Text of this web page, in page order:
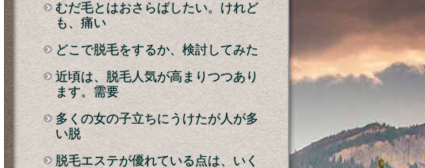
むだ毛とはおさらばしたい。けれど
も、痛い
どこで脱毛をするか、検討してみた
近頃は、脱毛人気が高まりつつあり
ます。需要
多くの女の子立ちにうけたが人が多
い脱
脱毛エステが優れている点は、いく